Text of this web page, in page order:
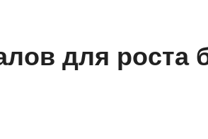
для роста